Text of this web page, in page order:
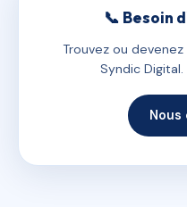
📞 Besoin
Trouvez ou
Syndic